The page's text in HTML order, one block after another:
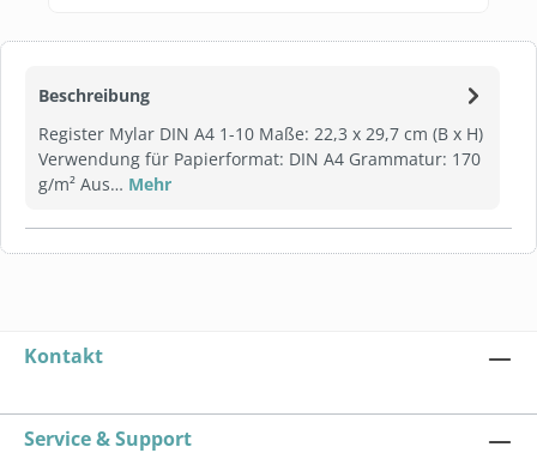
Beschreibung
Register Mylar DIN A4 1-10 Maße: 22,3 x 29,7 cm (B x H)
Verwendung für Papierformat: DIN A4 Grammatur: 170
g/m² Aus… Mehr
Kontakt
Service & Support